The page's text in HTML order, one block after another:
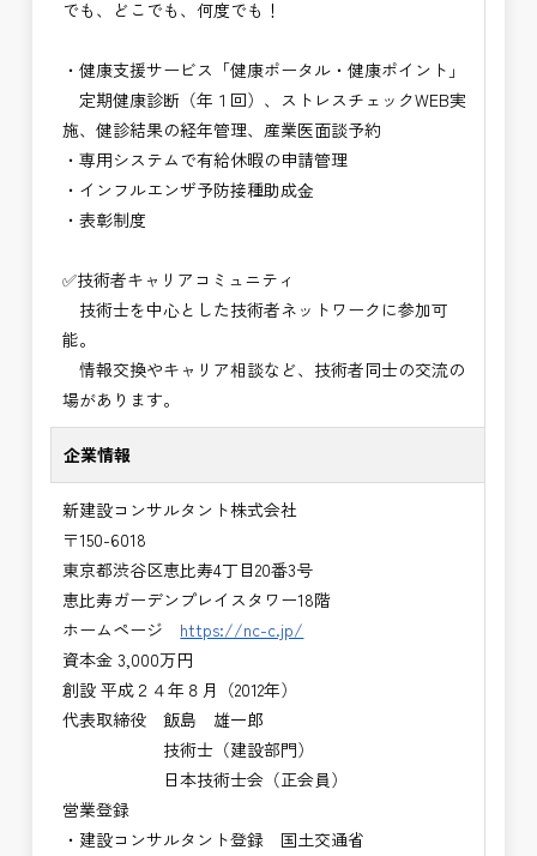
でも、どこでも、何度でも！
・健康支援サービス「健康ポータル・健康ポイント」
定期健康診断（年１回）、ストレスチェックWEB実
施、健診結果の経年管理、産業医面談予約
・専用システムで有給休暇の申請管理
・インフルエンザ予防接種助成⾦
・表彰制度
✅技術者キャリアコミュニティ
技術士を中心とした技術者ネットワークに参加可
能。
情報交換やキャリア相談など、技術者同士の交流の
場があります。
企業情報
新建設コンサルタント株式会社
〒150-6018
東京都渋谷区恵比寿4丁目20番3号
恵比寿ガーデンプレイスタワー18階
ホームページ https://nc-c.jp/
資本金 3,000万円
創設 平成２４年８月（2012年）
代表取締役 飯島 雄一郎
技術士（建設部門）
日本技術士会（正会員）
営業登録
・建設コンサルタント登録 国土交通省